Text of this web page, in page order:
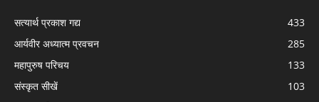
सत्यार्थ प्रकाश गद्य
433
आर्यवीर अध्यात्म प्रवचन
285
महापुरुष परिचय
133
संस्कृत सीखें
103